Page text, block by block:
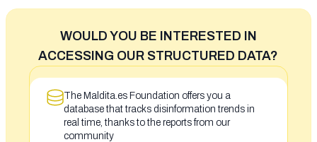
WOULD YOU BE INTERESTED IN
ACCESSING OUR STRUCTURED DATA?
The Maldita.es Foundation offers you a
database that tracks disinformation trends in
real time, thanks to the reports from our
community